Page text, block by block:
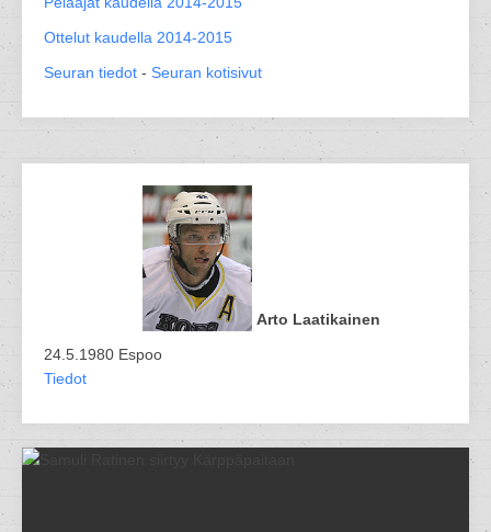
Ottelut kaudella 2014-2015
Seuran tiedot - Seuran kotisivut
Arto Laatikainen
24.5.1980 Espoo
Tiedot